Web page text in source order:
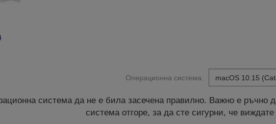
Операционна система:
система да не е била засечена правилно. Важно е ръчно
система отгоре, за да сте сигурни, че